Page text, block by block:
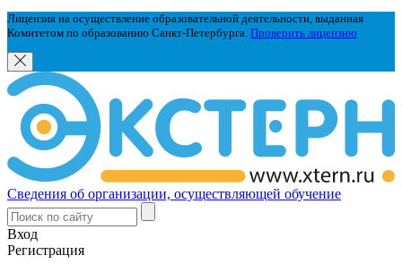
Лицензия на осуществление образовательной деятельности, выданная
Комитетом по образованию Санкт-Петербурга. Проверить лицензию
Сведения об организации, осуществляющей обучение
Вход
Регистрация